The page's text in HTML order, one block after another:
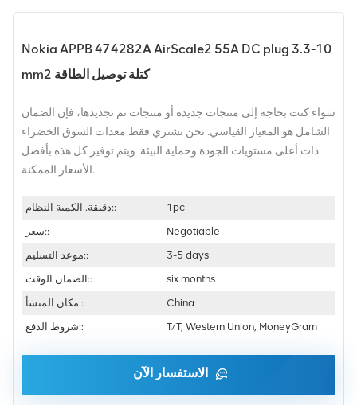
Nokia APPB 474282A AirScale2 55A DC plug 3.3-10
mm2 كتلة توصيل الطاقة
سواء كنت بحاجة إلى منتجات جديدة أو منتجات تم تجديدها، فإن الضمان
الشامل هو المعيار القياسي. نحن نشتري فقط معدات السوق الخضراء
ذات أعلى مستويات الجودة وحماية البيئة. ويتم توفير كل هذه بأفضل
الأسعار الممكنة.
دقيقة. الكمية النظام::
1pc
سعر::
Negotiable
موعد التسليم::
3-5 days
الضمان الوقت::
six months
مكان المنشأ::
China
شروط الدفع::
T/T, Western Union, MoneyGram
الاستفسار الآن